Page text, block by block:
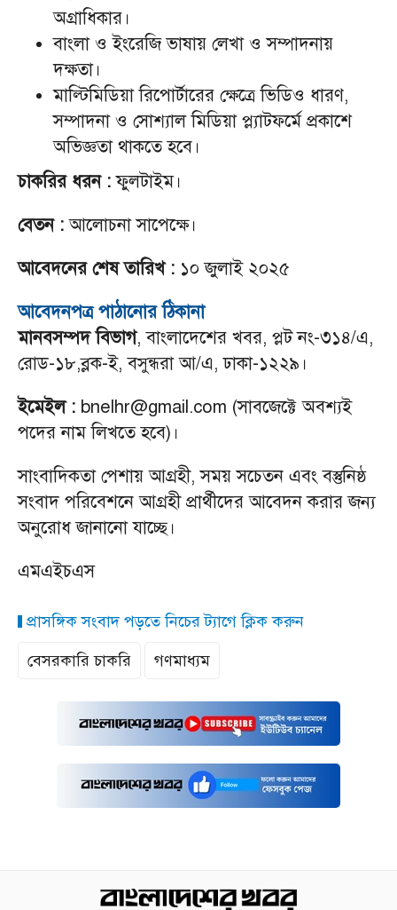
অগ্রাধিকার।
বাংলা ও ইংরেজি ভাষায় লেখা ও সম্পাদনায়
দক্ষতা।
মাল্টিমিডিয়া রিপোর্টারের ক্ষেত্রে ভিডিও ধারণ,
সম্পাদনা ও সোশ্যাল মিডিয়া প্ল্যাটফর্মে প্রকাশে
অভিজ্ঞতা থাকতে হবে।
চাকরির ধরন : ফুলটাইম।
বেতন : আলোচনা সাপেক্ষে।
আবেদনের শেষ তারিখ : ১০ জুলাই ২০২৫
আবেদনপত্র পাঠানোর ঠিকানা
মানবসম্পদ বিভাগ, বাংলাদেশের খবর, প্লট নং-৩১৪/এ,
রোড-১৮,ব্লক-ই, বসুন্ধরা আ/এ, ঢাকা-১২২৯।
ইমেইল : bnelhr@gmail.com (সাবজেক্টে অবশ্যই
পদের নাম লিখতে হবে)।
সাংবাদিকতা পেশায় আগ্রহী, সময় সচেতন এবং বস্তুনিষ্ঠ
সংবাদ পরিবেশনে আগ্রহী প্রার্থীদের আবেদন করার জন্য
অনুরোধ জানানো যাচ্ছে।
এমএইচএস
প্রাসঙ্গিক সংবাদ পড়তে নিচের ট্যাগে ক্লিক করুন
বেসরকারি চাকরি
গণমাধ্যম